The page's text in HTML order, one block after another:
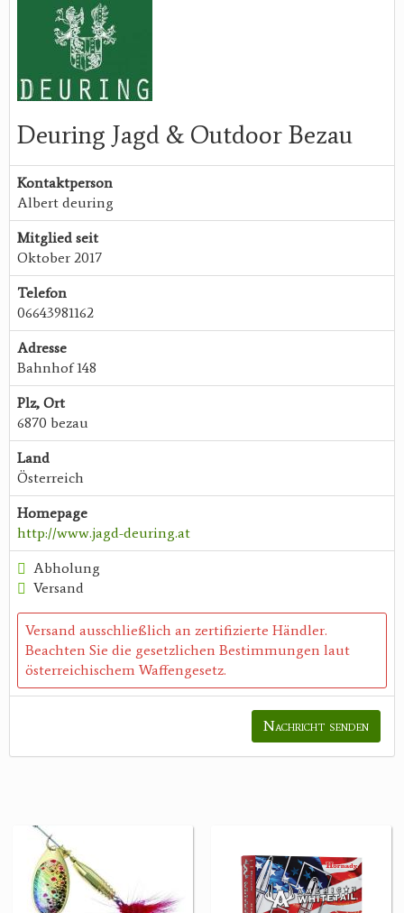
Deuring Jagd & Outdoor Bezau
Kontaktperson
Albert deuring
Mitglied seit
Oktober 2017
Telefon
06643981162
Adresse
Bahnhof 148
Plz, Ort
6870 bezau
Land
Österreich
Homepage
http://www.jagd-deuring.at
Abholung
Versand
Versand ausschließlich an zertifizierte Händler.
Beachten Sie die gesetzlichen Bestimmungen laut
österreichischem Waffengesetz.
Nachricht senden